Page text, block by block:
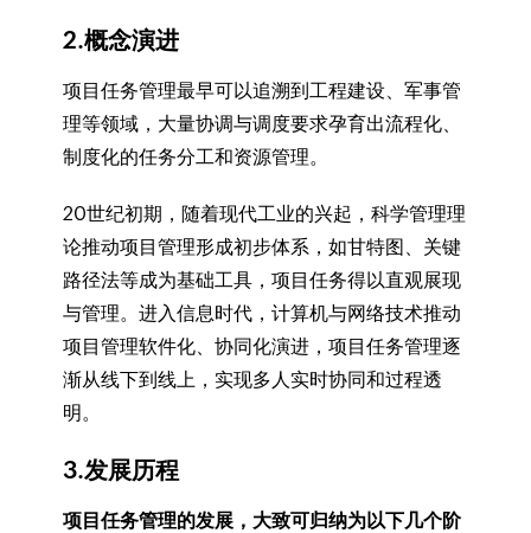
2.概念演进
项目任务管理最早可以追溯到工程建设、军事管
理等领域，大量协调与调度要求孕育出流程化、
制度化的任务分工和资源管理。
20世纪初期，随着现代工业的兴起，科学管理理
论推动项目管理形成初步体系，如甘特图、关键
路径法等成为基础工具，项目任务得以直观展现
与管理。进入信息时代，计算机与网络技术推动
项目管理软件化、协同化演进，项目任务管理逐
渐从线下到线上，实现多人实时协同和过程透
明。
3.发展历程
项目任务管理的发展，大致可归纳为以下几个阶